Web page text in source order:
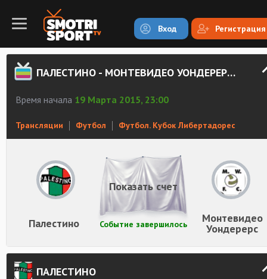
Вход Регистрация
ПАЛЕСТИНО - МОНТЕВИДЕО УОНДЕРЕРС СМОТРЕТЬ ОНЛАЙН
Время начала 19 Марта 2015, 23:00
Трансляции Футбол Футбол. Кубок Либертадорес
Палестино Монтевидео
Уондерерс
Событие завершилось
Показать счет
ПАЛЕСТИНО